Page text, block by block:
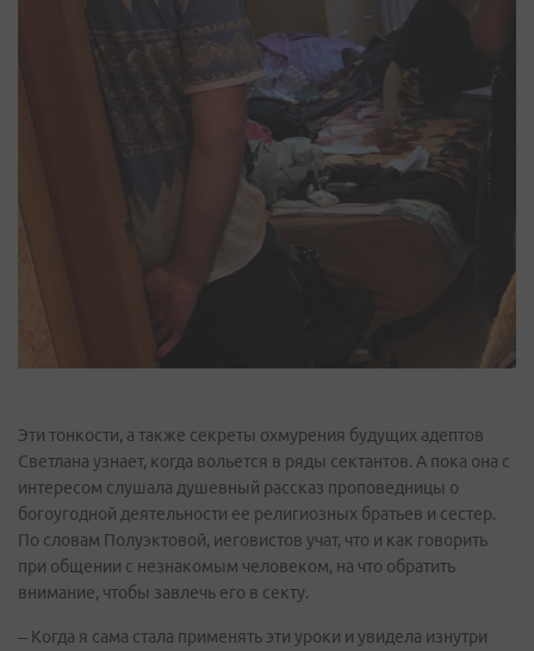
Эти тонкости, а также секреты охмурения будущих адептов
Светлана узнает, когда вольется в ряды сектантов. А пока она с
интересом слушала душевный рассказ проповедницы о
богоугодной деятельности ее религиозных братьев и сестер.
По словам Полуэктовой, иеговистов учат, что и как говорить
при общении с незнакомым человеком, на что обратить
внимание, чтобы завлечь его в секту.
– Когда я сама стала применять эти уроки и увидела изнутри